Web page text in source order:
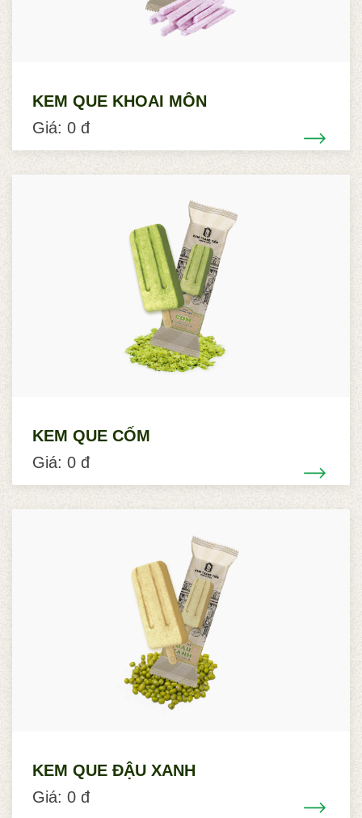
KEM QUE KHOAI MÔN
Giá: 0 đ
KEM QUE CỐM
Giá: 0 đ
KEM QUE ĐẬU XANH
Giá: 0 đ